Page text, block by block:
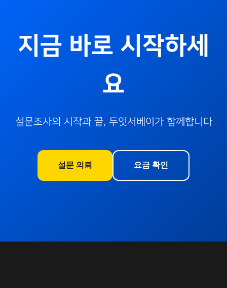
지금 바로 시작하세
요
설문조사의 시작과 끝, 두잇서베이가 함께합니다
설문 의뢰 요금 확인